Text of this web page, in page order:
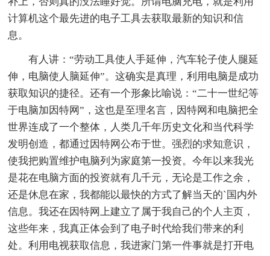
计算机这个最先进的电子工具去获取最新的知识和信
息。
有人讲：“劳动工具使人手延伸，汽车轮子使人腿延
伸，电脑使人脑延伸”。这确实是真理，利用电脑是成功
获取知识的捷径。还有一个形象比喻说：“二十一世纪等
于电脑加因特网”，这也是至理名言，因特网和电脑把全
世界连成了一个整体，人类几千年历史文化和当代科学
发明创造，都通过因特网公布于世。强烈的求知意识，
使我把购置维护电脑列为家庭第一投资。今年以来我光
是花在电脑方面的投资就有几千元，无论是工作之余，
还是休息在家，我都能以最快的方式了解当天的`国内外
信息。我还在因特网上建立了属于我自己的个人主页，
这些年来，我真正体会到了电子时代给我们带来的利
处。利用电视获取信息，我进家门第一件事就是打开电